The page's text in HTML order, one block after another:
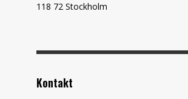
118 72 Stockholm
Kontakt